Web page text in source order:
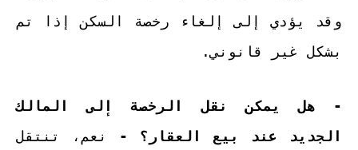
وقد يؤدي إلى إلغاء رخصة السكن إذا تم
بشكل غير قانوني.
- هل يمكن نقل الرخصة إلى المالك
الجديد عند بيع العقار؟ -
نعم، تنتقل